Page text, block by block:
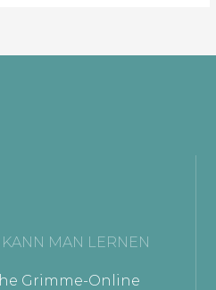
MAN LERNEN
Grimme-Online